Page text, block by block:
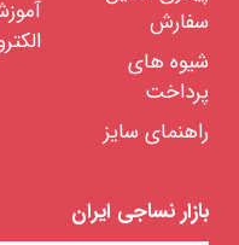
سفارش
شیوه های
پرداخت
راهنمای سایز
بازار نساجی ایران